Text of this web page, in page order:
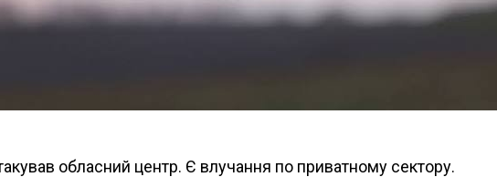
обласний центр. Є влучання по приватному сектору.